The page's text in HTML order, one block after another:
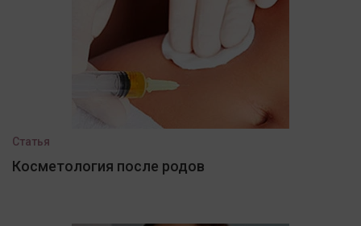
Статья
Косметология после родов